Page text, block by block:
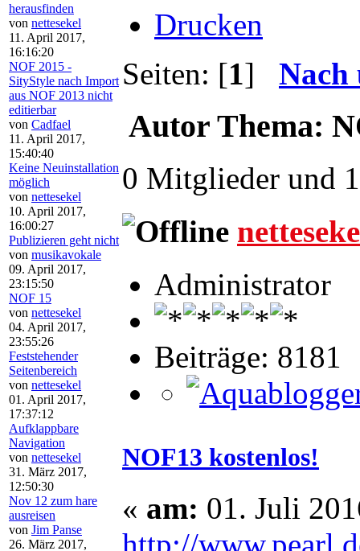
herausfinden
von nettesekel
11. April 2017,
16:16:20
NOF 2015 -
SityStyle nach Import
aus NOF 2013 nicht
editierbar
von Cadfael
11. April 2017,
15:40:40
Keine Neuinstallation
möglich
von nettesekel
10. April 2017,
16:00:27
Publizieren geht nicht
von musikavokale
09. April 2017,
23:15:50
NOF 15
von nettesekel
04. April 2017,
23:55:26
Feststehender
Seitenbereich
von nettesekel
01. April 2017,
17:37:12
Aufklappbare
Navigation
von nettesekel
31. März 2017,
12:50:30
Nov 12 zum hare
ausreisen
von Jim Panse
26. März 2017,
Drucken
Seiten: [1] Nach
Autor Thema:
0 Mitglieder und 1
Administrator
Beiträge: 8181
NOF13 kostenlos!
« am: 01. Juli
http://